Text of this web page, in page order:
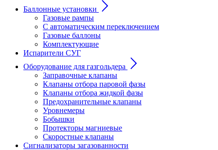
Баллонные установки
Газовые рампы
С автоматическим переключением
Газовые баллоны
Комплектующие
Испарители СУГ
Оборудование для газгольдера
Заправочные клапаны
Клапаны отбора паровой фазы
Клапаны отбора жидкой фазы
Предохранительные клапаны
Уровнемеры
Бобышки
Протекторы магниевые
Скоростные клапаны
Сигнализаторы загазованности